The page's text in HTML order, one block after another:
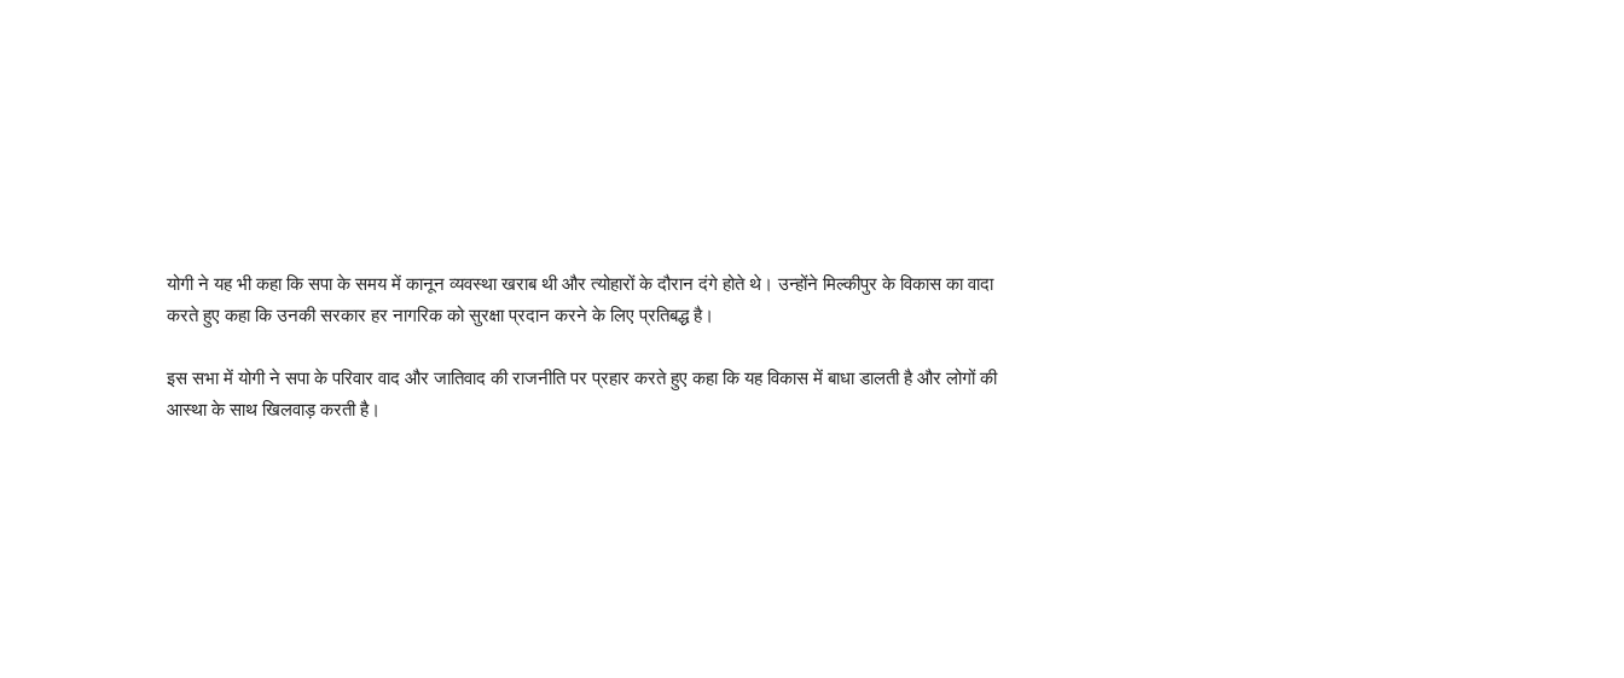
योगी ने यह भी कहा कि सपा के समय में कानून व्यवस्था खराब थी और त्योहारों के दौरान दंगे होते थे। उन्होंने मिल्कीपुर के विकास का वादा
करते हुए कहा कि उनकी सरकार हर नागरिक को सुरक्षा प्रदान करने के लिए प्रतिबद्ध है।
इस सभा में योगी ने सपा के परिवार वाद और जातिवाद की राजनीति पर प्रहार करते हुए कहा कि यह विकास में बाधा डालती है और लोगों की
आस्था के साथ खिलवाड़ करती है।